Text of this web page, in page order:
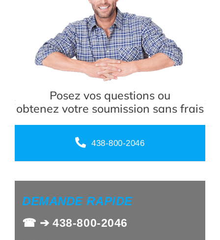
Posez vos questions ou
obtenez votre soumission sans frais
438-800-2046
DEMANDE RAPIDE
☎ ➔ 438-800-2046